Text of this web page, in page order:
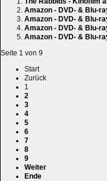
Amazon - DVD- & Blu-
Amazon - DVD- & Blu-
Amazon - DVD- & Blu-
Amazon - DVD- & Blu-
Seite 1 von 9
Start
Zurück
1
2
3
4
5
6
7
8
9
Weiter
Ende